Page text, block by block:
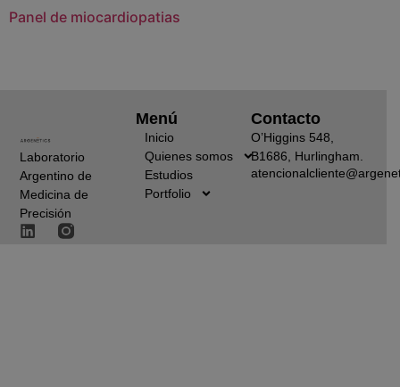
Panel de miocardiopatias
Laboratorio
Argentino de
Medicina de
Precisión
Menú
Inicio
Quienes somos
Estudios
Portfolio
Contacto
O’Higgins 548,
B1686, Hurlingham.